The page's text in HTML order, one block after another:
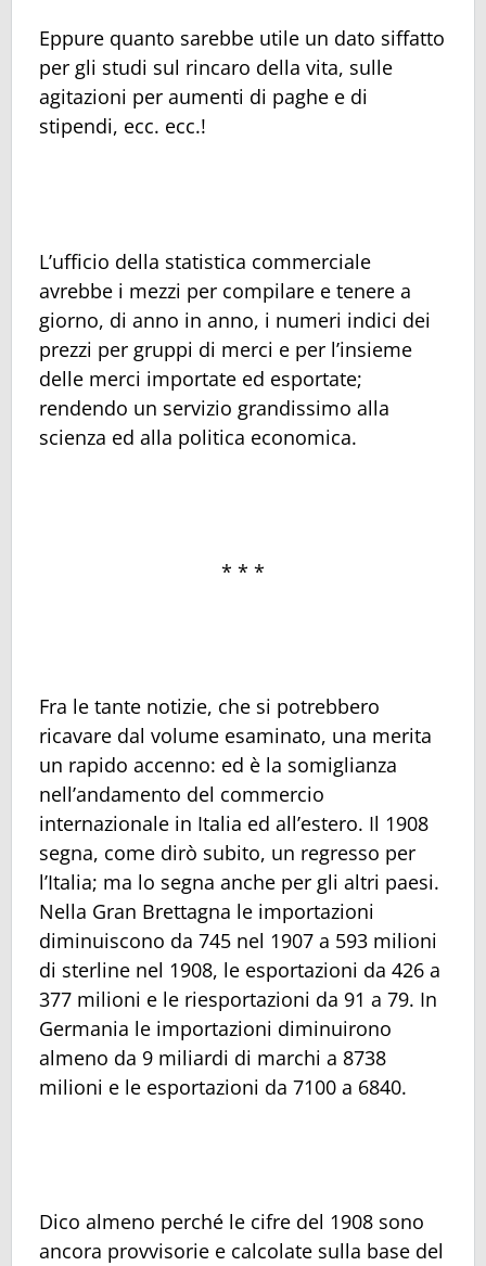
Eppure quanto sarebbe utile un dato siffatto
per gli studi sul rincaro della vita, sulle
agitazioni per aumenti di paghe e di
stipendi, ecc. ecc.!
L’ufficio della statistica commerciale
avrebbe i mezzi per compilare e tenere a
giorno, di anno in anno, i numeri indici dei
prezzi per gruppi di merci e per l’insieme
delle merci importate ed esportate;
rendendo un servizio grandissimo alla
scienza ed alla politica economica.
* * *
Fra le tante notizie, che si potrebbero
ricavare dal volume esaminato, una merita
un rapido accenno: ed è la somiglianza
nell’andamento del commercio
internazionale in Italia ed all’estero. Il 1908
segna, come dirò subito, un regresso per
l’Italia; ma lo segna anche per gli altri paesi.
Nella Gran Brettagna le importazioni
diminuiscono da 745 nel 1907 a 593 milioni
di sterline nel 1908, le esportazioni da 426 a
377 milioni e le riesportazioni da 91 a 79. In
Germania le importazioni diminuirono
almeno da 9 miliardi di marchi a 8738
milioni e le esportazioni da 7100 a 6840.
Dico almeno perché le cifre del 1908 sono
ancora provvisorie e calcolate sulla base del